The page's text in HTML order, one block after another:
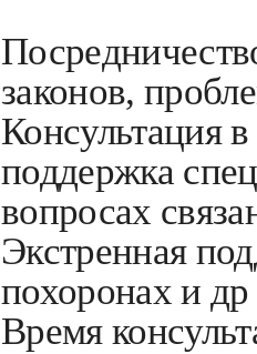
законов,
Консультация
поддержка
вопросах
Экстренная
похоронах и др
Время